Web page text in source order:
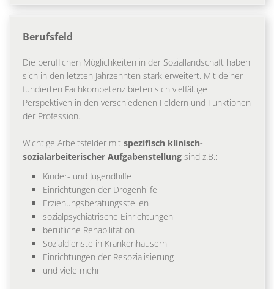
Berufsfeld
Die beruflichen Möglichkeiten in der Soziallandschaft haben
sich in den letzten Jahrzehnten stark erweitert. Mit deiner
fundierten Fachkompetenz bieten sich vielfältige
Perspektiven in den verschiedenen Feldern und Funktionen
der Profession.
Wichtige Arbeitsfelder mit spezifisch klinisch-
sozialarbeiterischer Aufgabenstellung sind z.B.:
Kinder- und Jugendhilfe
Einrichtungen der Drogenhilfe
Erziehungsberatungsstellen
sozialpsychiatrische Einrichtungen
berufliche Rehabilitation
Sozialdienste in Krankenhäusern
Einrichtungen der Resozialisierung
und viele mehr